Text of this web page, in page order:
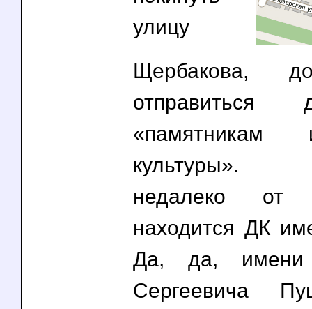
улицу
культуры».
недалеко от
находится ДК
Да, да, имени
Сергеевича